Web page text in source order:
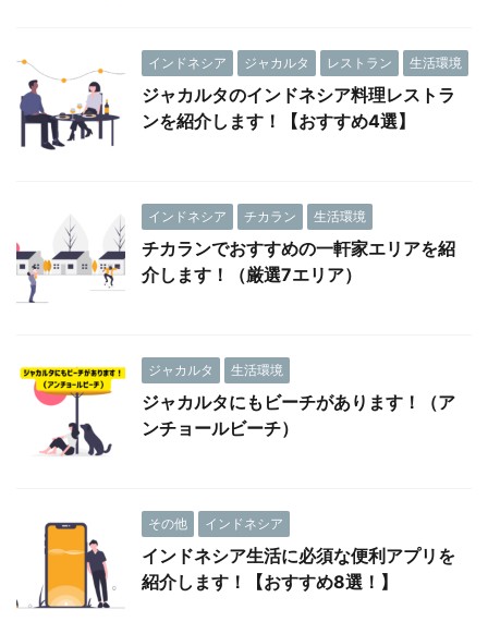
インドネシア ジャカルタ レストラン 生活環境
ジャカルタのインドネシア料理レストラ
ンを紹介します！【おすすめ4選】
インドネシア チカラン 生活環境
チカランでおすすめの一軒家エリアを紹
介します！（厳選7エリア）
ジャカルタ 生活環境
ジャカルタにもビーチがあります！（ア
ンチョールビーチ）
その他 インドネシア
インドネシア生活に必須な便利アプリを
紹介します！【おすすめ8選！】